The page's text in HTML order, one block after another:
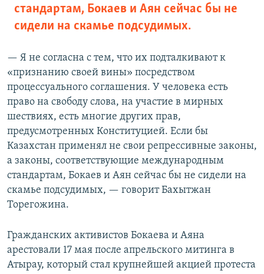
стандартам, Бокаев и Аян сейчас бы не
сидели на скамье подсудимых.
— Я не согласна с тем, что их подталкивают к
«признанию своей вины» посредством
процессуального соглашения. У человека есть
право на свободу слова, на участие в мирных
шествиях, есть многие других прав,
предусмотренных Конституцией. Если бы
Казахстан применял не свои репрессивные законы,
а законы, соответствующие международным
стандартам, Бокаев и Аян сейчас бы не сидели на
скамье подсудимых, — говорит Бахытжан
Торегожина.
Гражданских активистов Бокаева и Аяна
арестовали 17 мая после апрельского митинга в
Атырау, который стал крупнейшей акцией протеста